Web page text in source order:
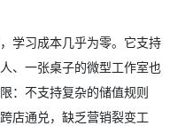
学习成本几乎为零。它支持
、一张桌子的微型工作室也
：不支持复杂的储值规则
店通兑，缺乏营销裂变工